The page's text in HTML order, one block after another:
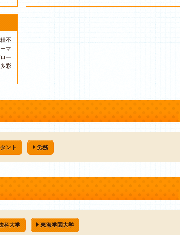
不
マ
ー
彩
ント 労務
科大学 東海学園大学